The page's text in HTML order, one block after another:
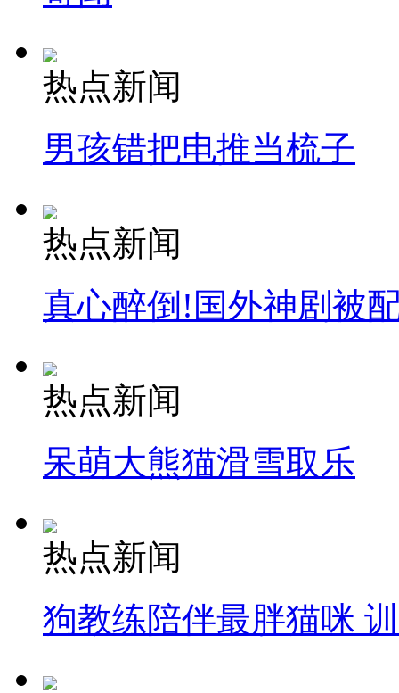
热点新闻
男孩错把电推当梳子
热点新闻
真心醉倒!国外神剧被
热点新闻
呆萌大熊猫滑雪取乐
热点新闻
狗教练陪伴最胖猫咪